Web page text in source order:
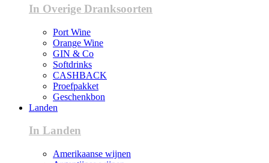
In Overige Dranksoorten
Port Wine
Orange Wine
GIN & Co
Softdrinks
CASHBACK
Proefpakket
Geschenkbon
Landen
In Landen
Amerikaanse wijnen